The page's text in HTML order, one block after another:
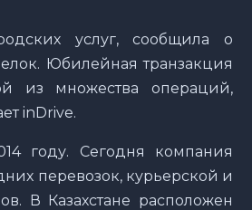
услуг, сообщила о
Юбилейная транзакция
из множества операций,
inDrive.
году. Сегодня компания
перевозок, курьерской и
В Казахстане расположен